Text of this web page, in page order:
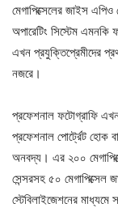
মেগাপিক্সেলের জাইস
অপারেটিং সিস্টেম
এখন প্রযুক্তিপ্রেমীদের
নজরে।
প্রফেশনাল ফটোগ্রাফি
প্রফেশনাল পোর্ট্রেট হোক
অনবদ্য। এর ২০০
সেন্সরসহ ৫০
স্টেবিলাইজেশনের